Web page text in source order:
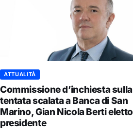
ATTUALITÀ
Commissione d’inchiesta sulla
tentata scalata a Banca di San
Marino, Gian Nicola Berti eletto
presidente